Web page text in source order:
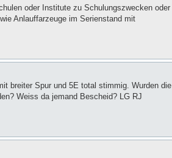
oder Institute zu Schulungszwecken oder
Anlauffarzeuge im Serienstand mit
breiter Spur und 5E total stimmig. Wurden die
Weiss da jemand Bescheid? LG RJ